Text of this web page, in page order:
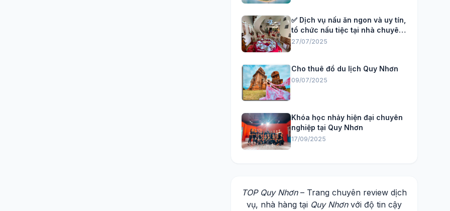
✅ Dịch vụ nấu ăn ngon và uy tín,
tổ chức nấu tiệc tại nhà chuyên
Nghiệp
27/07/2025
Cho thuê đồ du lịch Quy Nhơn
09/07/2025
Khóa học nhảy hiện đại chuyên
nghiệp tại Quy Nhơn
17/09/2025
TOP Quy Nhơn– Trang chuyên review dịch
vụ, nhà hàng tại Quy Nhơnvới độ tin cậy